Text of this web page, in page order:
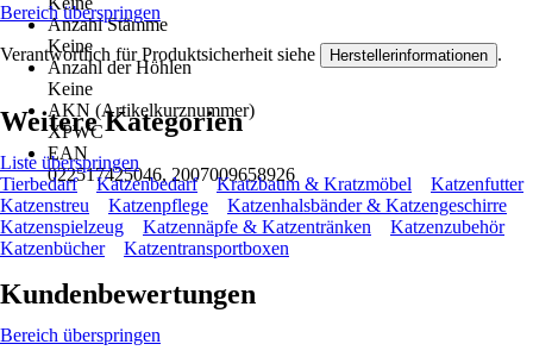
Anzahl Stämme
Keine
Anzahl der Höhlen
Keine
AKN (Artikelkurznummer)
XPWC
EAN
022517425046, 2007009658926
Bereich überspringen
Verantwortlich für Produktsicherheit siehe Herstellerinformationen .
Weitere Kategorien
Liste überspringen
Tierbedarf
Katzenbedarf Kratzbaum & Kratzmöbel
Katzenfutter
Katzenstreu
Katzenpflege
Katzenhalsbänder & Katzengeschirre
Katzenspielzeug
Katzennäpfe & Katzentränken
Katzenzubehör
Katzenbücher
Katzentransportboxen
Kundenbewertungen
Bereich überspringen